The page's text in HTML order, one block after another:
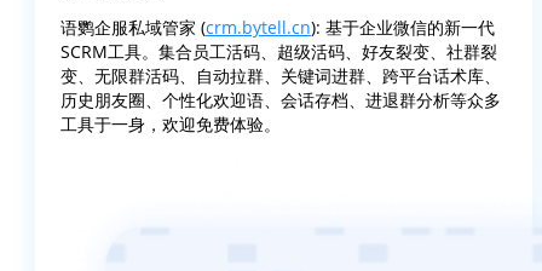
语鹦企服私域管家 (crm.bytell.cn): 基于企业微信的新一代
SCRM工具。集合员工活码、超级活码、好友裂变、社群裂
变、无限群活码、自动拉群、关键词进群、跨平台话术库、
历史朋友圈、个性化欢迎语、会话存档、进退群分析等众多
工具于一身，欢迎免费体验。